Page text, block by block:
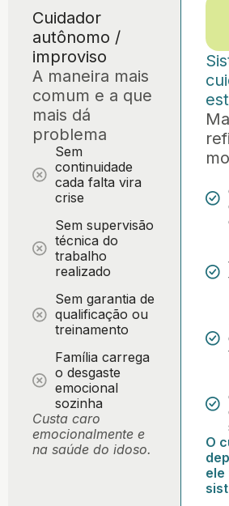
Cuidador
autônomo /
improviso
A maneira mais
comum e a que
mais dá
problema
Sem
continuidade
cada falta vira
crise
Sem supervisão
técnica do
trabalho
realizado
Sem garantia de
qualificação ou
treinamento
Família carrega
o desgaste
emocional
sozinha
Custa caro
emocionalmente e
na saúde do idoso.
O
ele